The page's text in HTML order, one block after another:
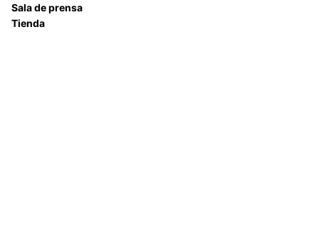
Sala de prensa
Tienda